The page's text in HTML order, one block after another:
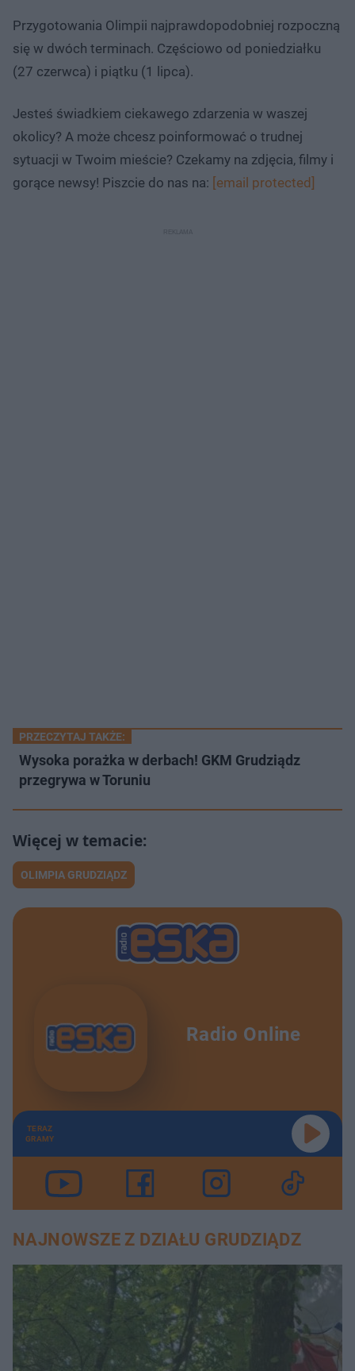
Przygotowania Olimpii najprawdopodobniej rozpoczną
się w dwóch terminach. Częściowo od poniedziałku
(27 czerwca) i piątku (1 lipca).
Jesteś świadkiem ciekawego zdarzenia w waszej
okolicy? A może chcesz poinformować o trudnej
sytuacji w Twoim mieście? Czekamy na zdjęcia, filmy i
gorące newsy! Piszcie do nas na: [email protected]
PRZECZYTAJ TAKŻE:
Wysoka porażka w derbach! GKM Grudziądz
przegrywa w Toruniu
OLIMPIA GRUDZIĄDZ
Radio Online
TERAZ
GRAMY
NAJNOWSZE Z DZIAŁU GRUDZIĄDZ